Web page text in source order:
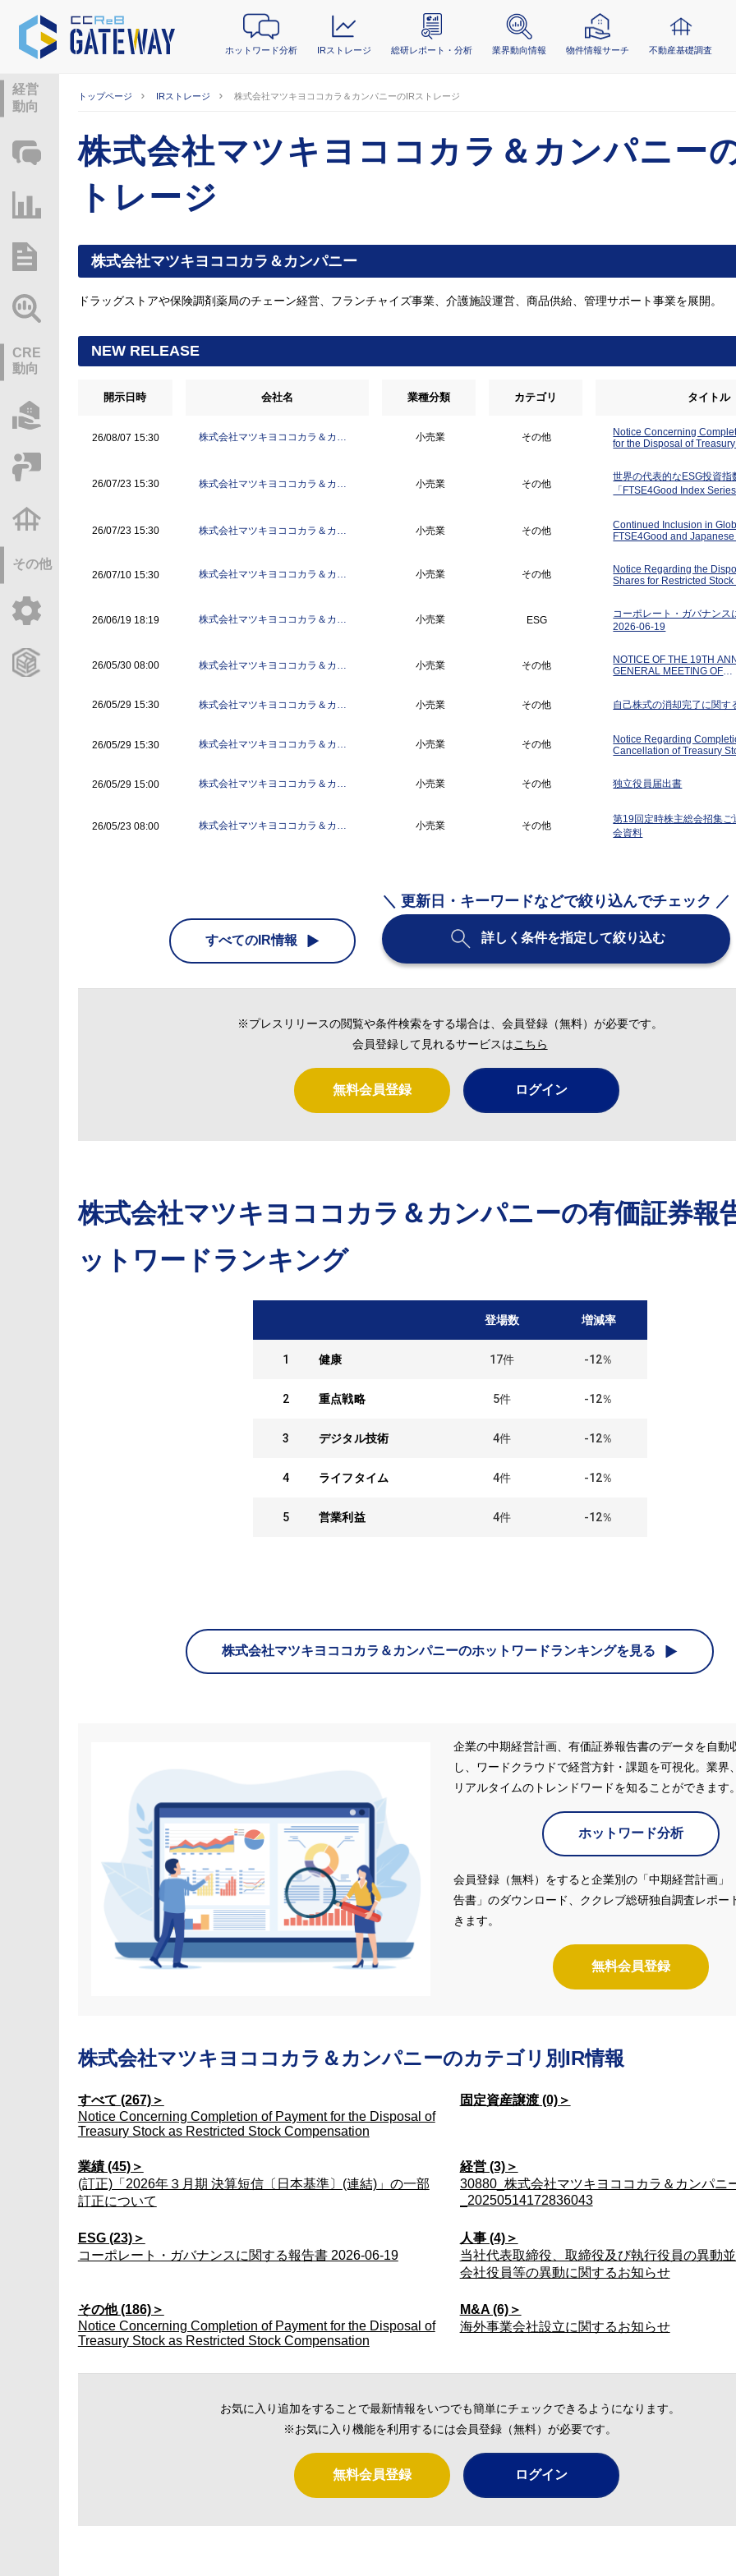
ホットワード分析 IRストレージ 総研レポート・分析 業界動向情報 物件情報サーチ 不動産基礎調査
経営
動向
ホットワード分析
IRストレージ
総研レポート・分析
業界動向情報
CRE
動向
その他
CCReBサービスのご案内
トップページ IRストレージ 株式会社マツキヨココカラ＆カンパニーのIRストレージ
株式会社マツキヨココカラ＆カンパニー
トレージ
株式会社マツキヨココカラ＆カンパニー
ドラッグストアや保険調剤薬局のチェーン経営、フランチャイズ事業、介護施設運営、商品供給、管理サポート事業を展開。
NEW RELEASE
開示日時 会社名 業種分類 カテゴリ タイトル
26/08/07 15:30
株式会社マツキヨココカラ＆カン
小売業 その他
Notice Concerning
for the Disposal of
26/07/23 15:30
株式会社マツキヨココカラ＆カン
小売業 その他
世界の代表的なESG投資指
「FTSE4Good Index
継続採用
26/07/23 15:30
株式会社マツキヨココカラ＆カン
小売業 その他
Continued Inclusion in
FTSE4Good and
26/07/10 15:30
株式会社マツキヨココカラ＆カン
小売業 その他
Notice Regarding the
Shares for Restricted
26/06/19 18:19
株式会社マツキヨココカラ＆カン
小売業 ESG
コーポレート・ガバナンス
2026-06-19
26/05/30 08:00
株式会社マツキヨココカラ＆カン
小売業 その他
NOTICE OF THE 19TH
GENERAL MEETING OF
26/05/29 15:30
株式会社マツキヨココカラ＆カン
小売業 その他 自己株式の消却完了に関す
26/05/29 15:30
株式会社マツキヨココカラ＆カン
小売業 その他
Notice Regarding
Cancellation of Treasury
26/05/29 15:00
株式会社マツキヨココカラ＆カン
小売業 その他 独立役員届出書
26/05/23 08:00
株式会社マツキヨココカラ＆カン
小売業 その他
第19回定時株主総会招集
会資料
すべてのIR情報
＼ 更新日・キーワードなどで絞り込んでチェック ／
詳しく条件を指定して絞り込む
※プレスリリースの閲覧や条件検索をする場合は、会員登録（無料）が必要です。
会員登録して見れるサービスはこちら
無料会員登録 ログイン
株式会社マツキヨココカラ＆カンパニーの有価証券報
ットワードランキング
登場数 増減率
1 健康 17件 -12％
2 重点戦略 5件 -12％
3 デジタル技術 4件 -12％
4 ライフタイム 4件 -12％
5 営業利益 4件 -12％
株式会社マツキヨココカラ＆カンパニーのホットワードランキングを見る
企業の中期経営計画、有価証券報告書のデータを自動
し、ワードクラウドで経営方針・課題を可視化。業界
リアルタイムのトレンドワードを知ることができます
ホットワード分析
会員登録（無料）をすると企業別の「中期経営計画」
告書」のダウンロード、ククレブ総研独自調査レポー
きます。
無料会員登録
株式会社マツキヨココカラ＆カンパニーのカテゴリ別IR情報
すべて (267)＞
Notice Concerning Completion of Payment for the Disposal of
Treasury Stock as Restricted Stock Compensation
固定資産譲渡 (0)＞
業績 (45)＞
(訂正)「2026年３月期 決算短信〔日本基準〕(連結)」の一部
訂正について
経営 (3)＞
30880_株式会社マツキヨココカラ＆カンパニ
_20250514172836043
ESG (23)＞
コーポレート・ガバナンスに関する報告書 2026-06-19
人事 (4)＞
当社代表取締役、取締役及び執行役員の異動
会社役員等の異動に関するお知らせ
その他 (186)＞
Notice Concerning Completion of Payment for the Disposal of
Treasury Stock as Restricted Stock Compensation
M&A (6)＞
海外事業会社設立に関するお知らせ
お気に入り追加をすることで最新情報をいつでも簡単にチェックできるようになります。
※お気に入り機能を利用するには会員登録（無料）が必要です。
無料会員登録 ログイン